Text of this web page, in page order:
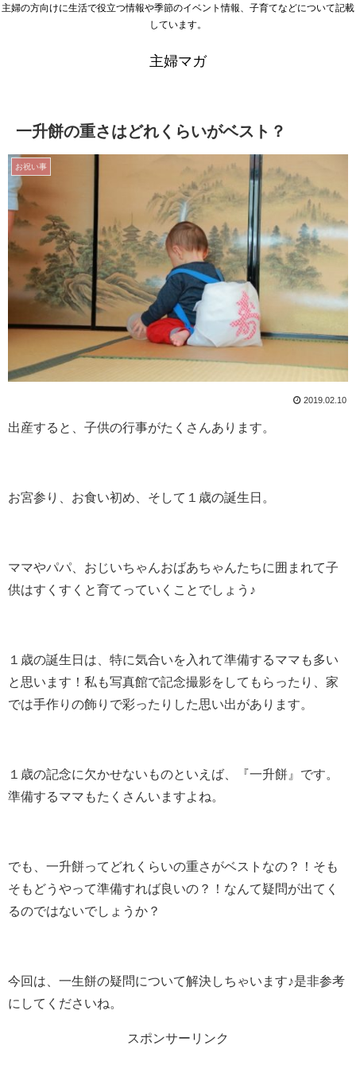
主婦の方向けに生活で役立つ情報や季節のイベント情報、子育てなどについて記載
しています。
主婦マガ
一升餅の重さはどれくらいがベスト？
お祝い事
2019.02.10
出産すると、子供の行事がたくさんあります。
お宮参り、お食い初め、そして１歳の誕生日。
ママやパパ、おじいちゃんおばあちゃんたちに囲まれて子
供はすくすくと育てっていくことでしょう♪
１歳の誕生日は、特に気合いを入れて準備するママも多い
と思います！私も写真館で記念撮影をしてもらったり、家
では手作りの飾りで彩ったりした思い出があります。
１歳の記念に欠かせないものといえば、『一升餅』です。
準備するママもたくさんいますよね。
でも、一升餅ってどれくらいの重さがベストなの？！そも
そもどうやって準備すれば良いの？！なんて疑問が出てく
るのではないでしょうか？
今回は、一生餅の疑問について解決しちゃいます♪是非参考
にしてくださいね。
スポンサーリンク